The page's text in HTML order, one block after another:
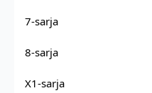
7-sarja
8-sarja
X1-sarja